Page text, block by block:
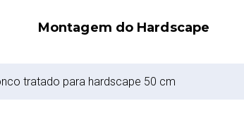
Montagem do Hardscape
tratado para hardscape 50 cm